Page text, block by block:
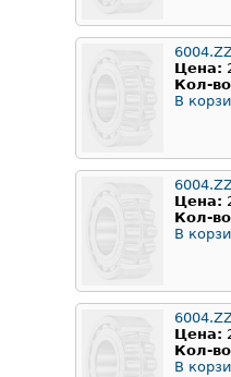
Цена:
Кол-
В
Цена:
Кол-
В
Цена:
Кол-
В